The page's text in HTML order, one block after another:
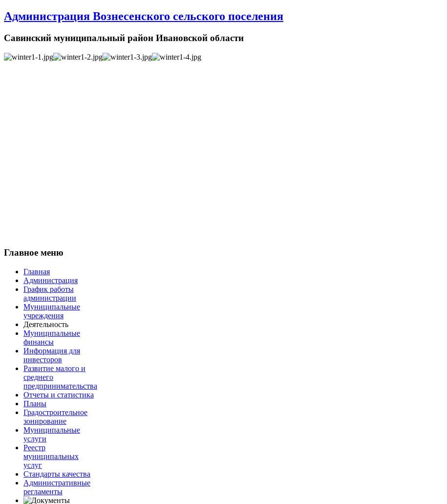
Администрация Вознесенского сельского поселения
Савинский муниципальный район Ивановской области
Главное меню
Главная
Администрация
График работы
администрации
Муниципальные
учреждения
Деятельность
Муниципальные
финансы
Информация для
инвесторов
Развитие малого и
среднего
предпринимательства
Отчеты и статистика
Планы
Градостроительное
зонирование
Муниципальные
услуги
Реестр
муниципальных
услуг
Стандарты качества
Административные
регламенты